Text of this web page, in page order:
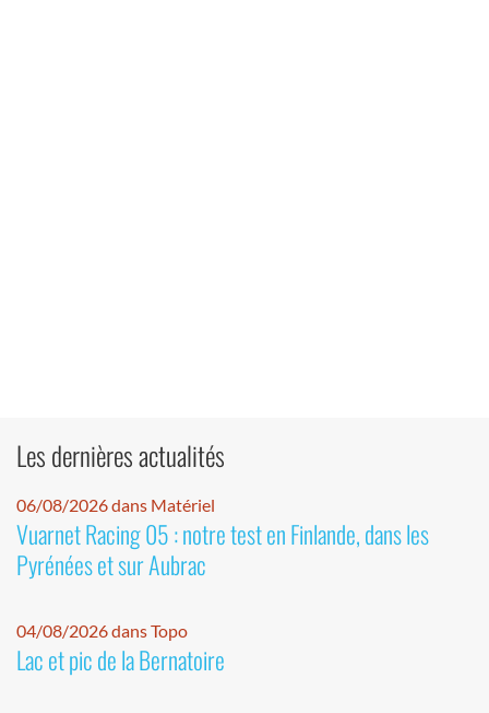
Les dernières actualités
06/08/2026 dans Matériel
Vuarnet Racing 05 : notre test en Finlande, dans les
Pyrénées et sur Aubrac
04/08/2026 dans Topo
Lac et pic de la Bernatoire